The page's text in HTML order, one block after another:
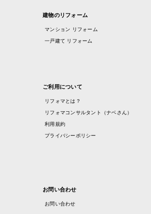
建物のリフォーム
マンション リフォーム
一戸建て リフォーム
ご利用について
リフォマとは？
リフォマコンサルタント（ナベさん）
利用規約
プライバシーポリシー
お問い合わせ
お問い合わせ